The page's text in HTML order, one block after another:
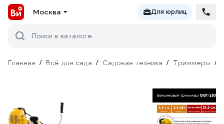
Москва Для юрлиц
Поиск в каталоге
Главная / Всё для сада / Садовая техника / Триммеры /